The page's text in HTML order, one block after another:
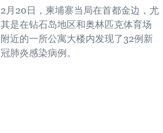
2月20日，柬埔寨当局在首都金边，尤
其是在钻石岛地区和奥林匹克体育场
附近的一所公寓大楼内发现了32例新
冠肺炎感染病例。